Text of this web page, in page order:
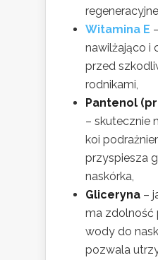
regeneracyjne,
Witamina E
nawilżająco i
przed
rodnikami,
Pantenol
– skutecznie
koi
przyspiesza
naskórka,
Gliceryna –
ma zdolność
wody do
pozwala